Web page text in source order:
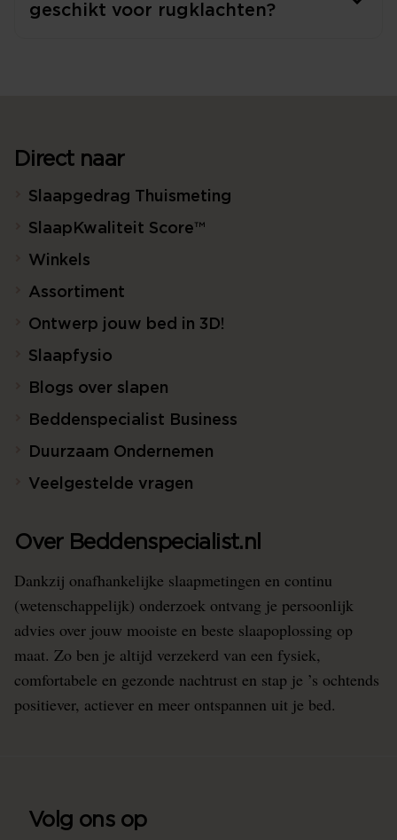
geschikt voor rugklachten?
Direct naar
Slaapgedrag Thuismeting
SlaapKwaliteit Score™
Winkels
Assortiment
Ontwerp jouw bed in 3D!
Slaapfysio
Blogs over slapen
Beddenspecialist Business
Duurzaam Ondernemen
Veelgestelde vragen
Over Beddenspecialist.nl
Dankzij onafhankelijke slaapmetingen en continu
(wetenschappelijk) onderzoek ontvang je persoonlijk
advies over jouw mooiste en beste slaapoplossing op
maat. Zo ben je altijd verzekerd van een fysiek,
comfortabele en gezonde nachtrust en stap je ’s ochtends
positiever, actiever en meer ontspannen uit je bed.
Volg ons op